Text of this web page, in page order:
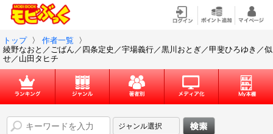
トップ 〉 作者一覧
〉
綾野なおと／ごばん／四条定史／宇場義行／黒川おとぎ／甲斐ひろゆき／似
せ／山田タヒチ